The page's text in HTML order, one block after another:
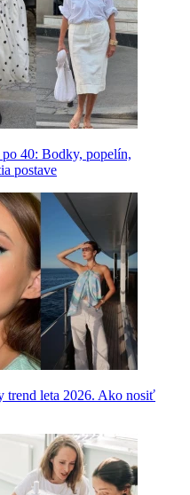
40: Bodky, popelín,
postave
trend leta 2026. Ako nosiť